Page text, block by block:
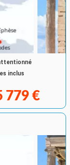
inclus
779 €